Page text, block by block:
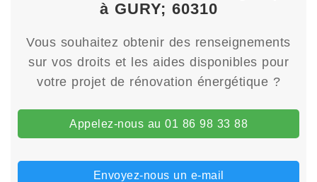
à GURY; 60310
Vous souhaitez obtenir des renseignements
sur vos droits et les aides disponibles pour
votre projet de rénovation énergétique ?
Appelez-nous au 01 86 98 33 88
Envoyez-nous un e-mail